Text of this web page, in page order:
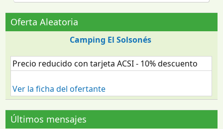
Oferta Aleatoria
Camping El Solsonés
Precio reducido con tarjeta ACSI - 10% descuento
Ver la ficha del ofertante
Últimos mensajes